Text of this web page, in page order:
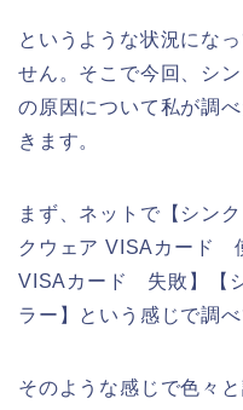
というような状況にな
せん。そこで今回、シ
の原因について私が調
きます。
まず、ネットで【シン
クウェア VISAカード
VISAカード 失敗】【
ラー】という感じで調べ
そのような感じで色々